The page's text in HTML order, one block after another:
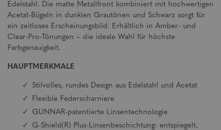
Edelstahl. Die matte Metallfront kombiniert mit hochwertigen
Acetat-Bügeln in dunklen Grautönen und Schwarz sorgt für
ein zeitloses Erscheinungsbild. Erhältlich in Amber- und
Clear-Pro-Tönungen – die ideale Wahl für höchste
Farbgenauigkeit.
HAUPTMERKMALE
Stilvolles, rundes Design aus Edelstahl und Acetat
Flexible Federscharniere
GUNNAR-patentierte Linsentechnologie
G-Shield(R) Plus-Linsenbeschichtung: entspiegelt,